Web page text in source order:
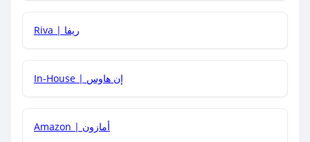
هل يمكنني جمع كود خصم مع العروض الأخرى؟
Riva | ريفا
In-House | إن هاوس
Amazon | أمازون